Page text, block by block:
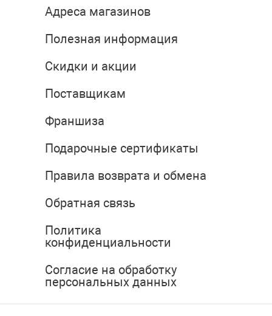
Адреса магазинов
Полезная информация
Скидки и акции
Поставщикам
Франшиза
Подарочные сертификаты
Правила возврата и обмена
Обратная связь
Политика
конфиденциальности
Согласие на обработку
персональных данных